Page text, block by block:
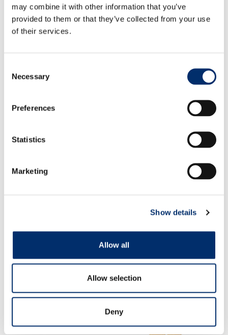
may combine it with other information that you’ve
provided to them or that they’ve collected from your use
of their services.
Selection
Necessary
Preferences
Statistics
Marketing
Show details
Allow all
Allow selection
Deny
Lava Brown™, z oblogo na predelu dlani in
7,5-centimetrsko zaščitno manšeto